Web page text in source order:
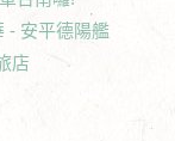
- 安平德陽艦
店